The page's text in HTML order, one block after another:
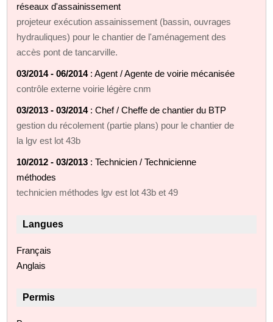
réseaux d'assainissement
projeteur exécution assainissement (bassin, ouvrages
hydrauliques) pour le chantier de l'aménagement des
accès pont de tancarville.
03/2014 - 06/2014: Agent / Agente de voirie mécanisée
contrôle externe voirie légère cnm
03/2013 - 03/2014: Chef / Cheffe de chantier du BTP
gestion du récolement (partie plans) pour le chantier de
la lgv est lot 43b
10/2012 - 03/2013 : Technicien / Technicienne
méthodes
technicien méthodes lgv est lot 43b et 49
Langues
Français
Anglais
Permis